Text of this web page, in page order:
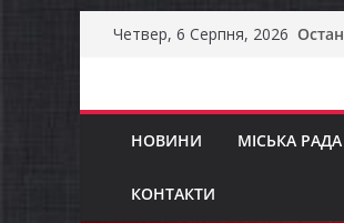
Перейти
Четвер, 6 Серпня, 2026
НОВИНИ МІСЬКА РАДА
КОНТАКТИ